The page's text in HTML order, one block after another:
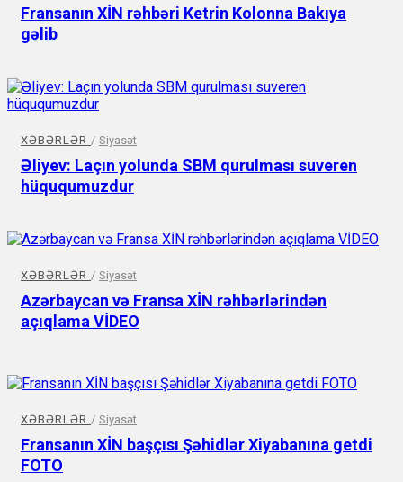
Fransanın XİN rəhbəri Ketrin Kolonna Bakıya
gəlib
XƏBƏRLƏR / Siyasət
Əliyev: Laçın yolunda SBM qurulması suveren
hüququmuzdur
XƏBƏRLƏR / Siyasət
Azərbaycan və Fransa XİN rəhbərlərindən
açıqlama VİDEO
XƏBƏRLƏR / Siyasət
Fransanın XİN başçısı Şəhidlər Xiyabanına getdi
FOTO